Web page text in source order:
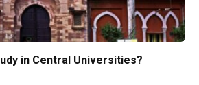
in Central Universities?